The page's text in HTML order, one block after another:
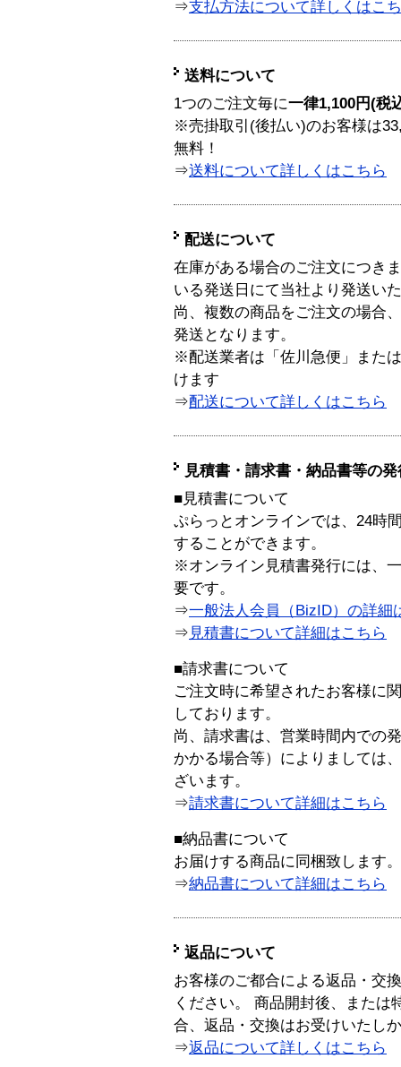
⇒支払方法について詳しくはこ
送料について
1つのご注文毎に一律1,100円(税
※売掛取引(後払い)のお客様は
無料！
⇒送料について詳しくはこちら
配送について
在庫がある場合のご注文につき
いる発送日にて当社より発送い
尚、複数の商品をご注文の場合
発送となります。
※配送業者は「佐川急便」また
けます
⇒配送について詳しくはこちら
見積書・請求書・納品書等の
■見積書について
ぷらっとオンラインでは、24時
することができます。
※オンライン見積書発行には、
要です。
⇒一般法人会員（BizID）の詳細
⇒ 見積書について詳細はこちら
■請求書について
ご注文時に希望されたお客様に
しております。
尚、請求書は、営業時間内での
かかる場合等）によりましては
ざいます。
⇒請求書について詳細はこちら
■納品書について
お届けする商品に同梱致します。
⇒納品書について詳細はこちら
返品について
お客様のご都合による返品・交
ください。 商品開封後、または
合、返品・交換はお受けいたし
⇒返品について詳しくはこちら